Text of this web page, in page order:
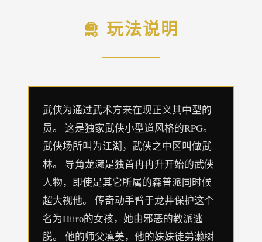
🛅 玩法说明
武侠为通过武术方来在现正义其中型的
员。 这是独家武侠小型道风格的RPG。
武侠场所叫为江湖，武侠之中区叫做武
林。 导角龙濑是独首冉冉升开始的武侠
人物，即使是其它所属的森普派同时候
超大视他。 传奇动手臂于龙井保护这个
名为Hiiro的女孩，她由邪恶的教派逃
脱。 他的师父凛美，他的妹妹徒弟濑树